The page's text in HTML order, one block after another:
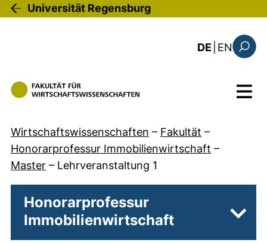
Direkt zum Inhalt
Universität Regensburg
DE EN: the
Menü
Wirtschaftswissenschaften – Fakultät –
Honorarprofessur Immobilienwirtschaft –
Master – Lehrveranstaltung 1
Honorarprofessur
Immobilienwirtschaft